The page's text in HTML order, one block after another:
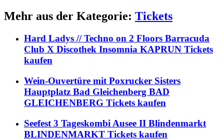
Mehr aus der Kategorie: Tickets
Hard Ladys // Techno on 2 Floors Barracuda
Club X Discothek Insomnia KAPRUN Tickets
kaufen
Wein-Ouvertüre mit Poxrucker Sisters
Hauptplatz Bad Gleichenberg BAD
GLEICHENBERG Tickets kaufen
Seefest 3 Tageskombi Ausee II Blindenmarkt
BLINDENMARKT Tickets kaufen